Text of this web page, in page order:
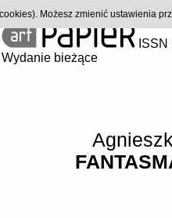
Wydanie bieżące
Możesz zmienić ustawienia